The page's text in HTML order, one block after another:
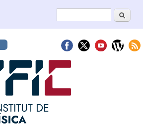
Formulari deCerca